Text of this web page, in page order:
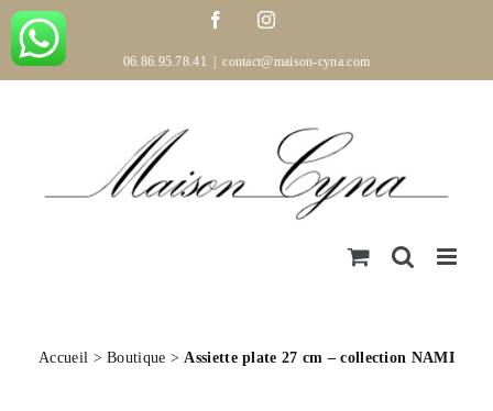
Passer
au
contenu
FacebookInstagram
06.86.95.78.41 contact@maison-cyna.com
Accueil >Boutique > Assiette plate 27 cm – collection NAMI